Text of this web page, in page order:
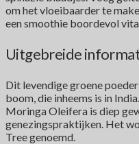
om het vloeibaarder te
een smoothie boordevol
Uitgebreide
Dit levendige groene
boom, die inheems is in
Moringa Oleifera is diep
genezingspraktijken. Het
Tree genoemd.